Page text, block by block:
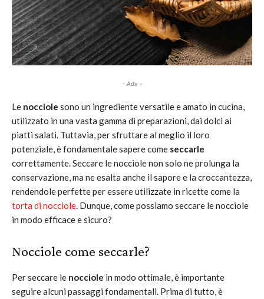
- Adv -
Le nocciole sono un ingrediente versatile e amato in cucina,
utilizzato in una vasta gamma di preparazioni, dai dolci ai
piatti salati. Tuttavia, per sfruttare al meglio il loro
potenziale, è fondamentale sapere come seccarle
correttamente. Seccare le nocciole non solo ne prolunga la
conservazione, ma ne esalta anche il sapore e la croccantezza,
rendendole perfette per essere utilizzate in ricette come la
torta di nocciole. Dunque, come possiamo seccare le nocciole
in modo efficace e sicuro?
Nocciole come seccarle?
Per seccare le nocciole in modo ottimale, è importante
seguire alcuni passaggi fondamentali. Prima di tutto, è